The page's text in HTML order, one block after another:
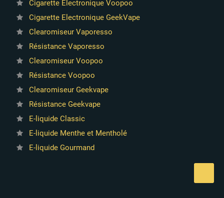
Cigarette Electronique Voopoo
Cigarette Electronique GeekVape
Clearomiseur Vaporesso
Résistance Vaporesso
Clearomiseur Voopoo
Résistance Voopoo
Clearomiseur Geekvape
Résistance Geekvape
E-liquide Classic
E-liquide Menthe et Mentholé
E-liquide Gourmand